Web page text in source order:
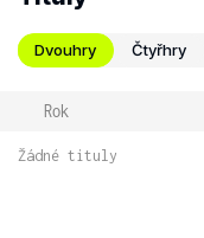
Dvouhry Čtyřhry
Rok
Žádné tituly